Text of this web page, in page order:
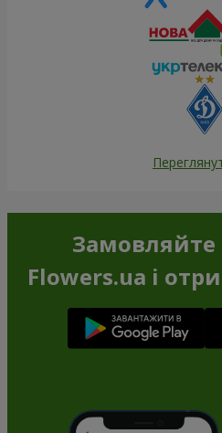
Замовляйте
Flowers.ua і